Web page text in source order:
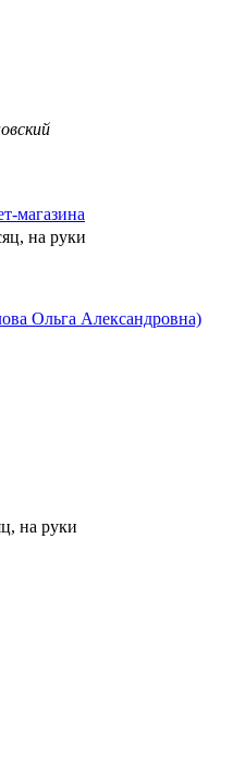
магазина
на руки
Ольга Александровна)
на руки